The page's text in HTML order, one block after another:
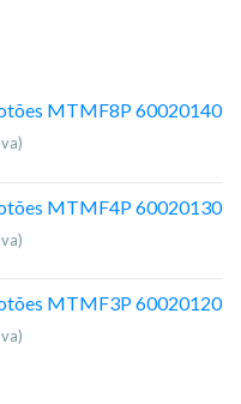
MTMF8P 60020140
MTMF4P 60020130
MTMF3P 60020120